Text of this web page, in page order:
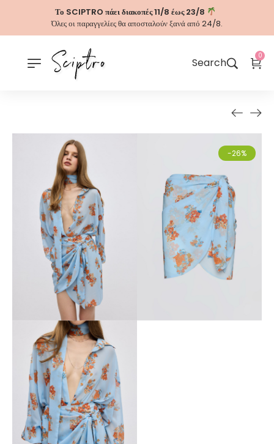
Το SCIPTRO πάει διακοπές 11/8 έως 23/8
Όλες οι παραγγελίες θα αποσταλούν ξανά από 24/8.
Search
0
-26%